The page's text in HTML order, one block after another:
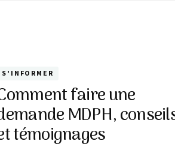
S'INFORMER
faire une
MDPH,
témoignages